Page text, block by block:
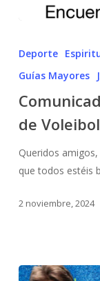
Deporte
Guías Mayores
de
Queridos
que todos estéis
2 noviembre, 2024